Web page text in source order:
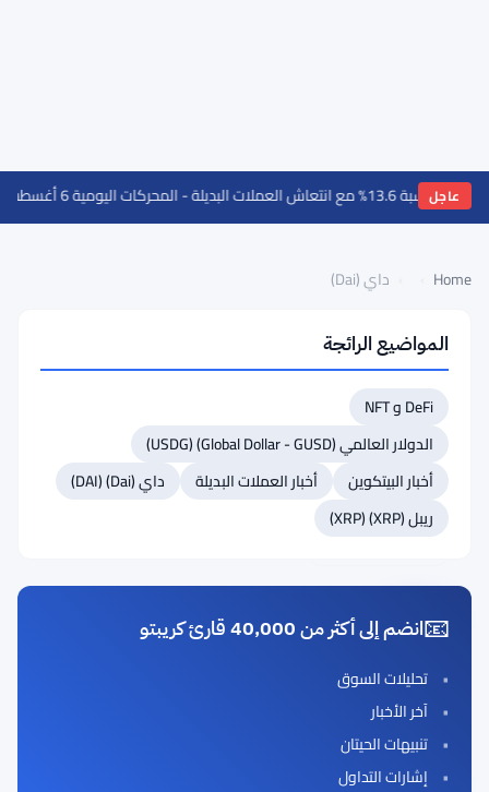
عاجل
Home داي (Dai)
أعلى
#16 ستيلار (XLM)
#15 تشين لينك (LINK)
#18 بيتكوين كاش (Bitcoin Cash – BCH)
داي (Dai)
DAI
Buy Now
المواضيع الرائجة
DeFi و NFT
الدولار العالمي (Global Dollar - GUSD) (USDG)
أخبار البيتكوين
أخبار العملات البديلة
داي (Dai) (DAI)
ريبل (XRP) (XRP)
📧انضم إلى أكثر من 40,000 قارئ كريبتو
تحليلات السوق
آخر الأخبار
تنبيهات الحيتان
إشارات التداول